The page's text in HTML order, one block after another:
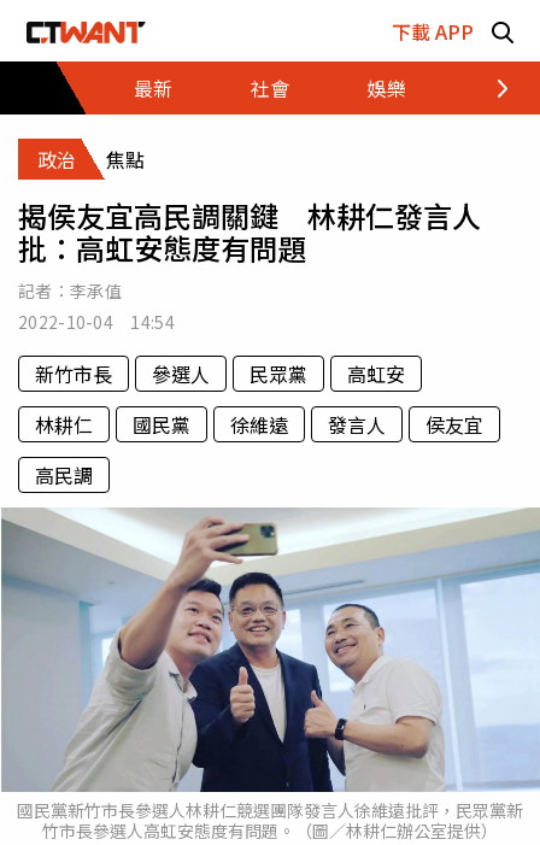
下載 APP
最新
社會 娛樂 財經
政治 焦點
揭侯友宜高民調關鍵 林耕仁發言人
批：高虹安態度有問題
記者： 李承值
2022-10-04 14:54
新竹市長 參選人 民眾黨
高虹安
林耕仁
國民黨 徐維遠 發言人
侯友宜
高民調
國民黨新竹市長參選人林耕仁競選團隊發言人徐維遠批評，民眾黨新
竹市長參選人高虹安態度有問題。（圖／林耕仁辦公室提供）